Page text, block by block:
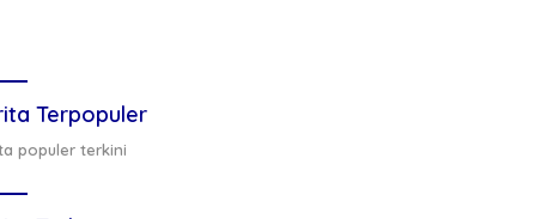
Terpopuler
populer terkini